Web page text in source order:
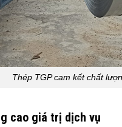
Thép TGP cam kết chất
cao giá trị dịch vụ